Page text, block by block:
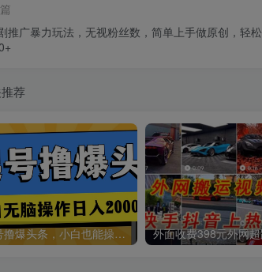
推广暴力玩法，无视粉丝数，简单上手做原创，轻松
荐
AI起号撸爆头条，小白也能操作，日入2000+